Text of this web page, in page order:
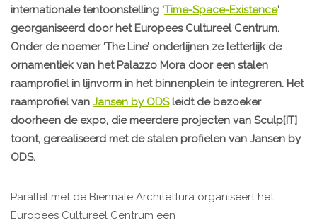
internationale tentoonstelling ‘Time-Space-Existence’
georganiseerd door het Europees Cultureel Centrum.
Onder de noemer ‘The Line’ onderlijnen ze letterlijk de
ornamentiek van het Palazzo Mora door een stalen
raamprofiel in lijnvorm in het binnenplein te integreren. Het
raamprofiel van Jansen by ODSleidt de bezoeker
doorheen de expo, die meerdere projecten van Sculp[IT]
toont, gerealiseerd met de stalen profielen van Jansen by
ODS.
Parallel met de Biennale Architettura organiseert het
Europees Cultureel Centrum een